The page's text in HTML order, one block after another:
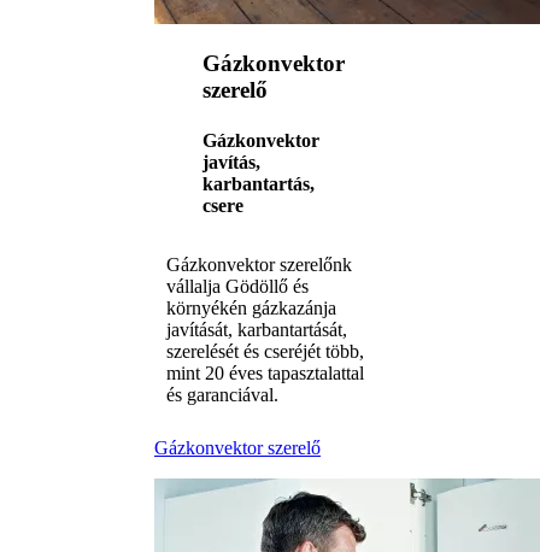
Gázkonvektor
szerelő
Gázkonvektor
javítás,
karbantartás,
csere
Gázkonvektor szerelőnk
vállalja Gödöllő és
környékén gázkazánja
javítását, karbantartását,
szerelését és cseréjét több,
mint 20 éves tapasztalattal
és garanciával.
Gázkonvektor szerelő